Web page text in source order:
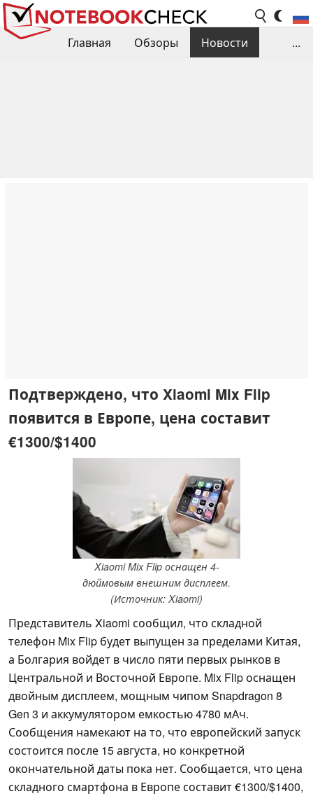
Главная Обзоры
Новости
...
Подтверждено, что Xiaomi Mix Flip
появится в Европе, цена составит
€1300/$1400
Xiaomi Mix Flip оснащен 4-
дюймовым внешним дисплеем.
(Источник: Xiaomi)
Представитель Xiaomi сообщил, что складной
телефон Mix Flip будет выпущен за пределами Китая,
а Болгария войдет в число пяти первых рынков в
Центральной и Восточной Европе. Mix Flip оснащен
двойным дисплеем, мощным чипом Snapdragon 8
Gen 3 и аккумулятором емкостью 4780 мАч.
Сообщения намекают на то, что европейский запуск
состоится после 15 августа, но конкретной
окончательной даты пока нет. Сообщается, что цена
складного смартфона в Европе составит €1300/$1400,